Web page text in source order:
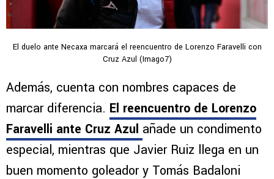
El duelo ante Necaxa marcará el reencuentro de Lorenzo Faravelli con
Cruz Azul (Imago7)
Además, cuenta con nombres capaces de
marcar diferencia. El reencuentro de Lorenzo
Faravelli ante Cruz Azul añade un condimento
especial, mientras que Javier Ruiz llega en un
buen momento goleador y Tomás Badaloni